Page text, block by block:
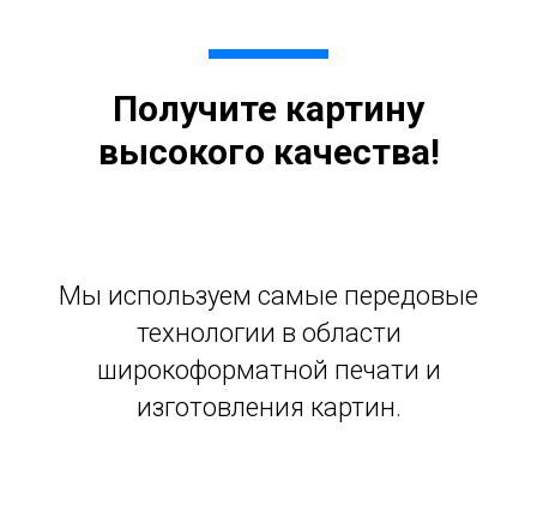
Получите картину
высокого качества!
Мы используем самые передовые
технологии в области
широкоформатной печати и
изготовления картин.